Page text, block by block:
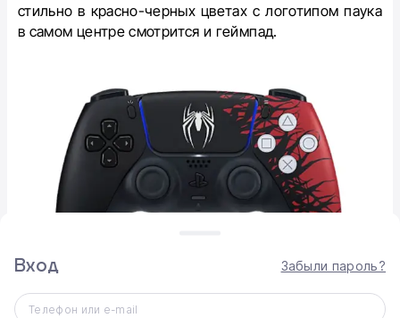
стильно в красно-черных цветах с логотипом паука
в самом центре смотрится и геймпад.
Вход Забыли пароль?
Телефон или e-mail